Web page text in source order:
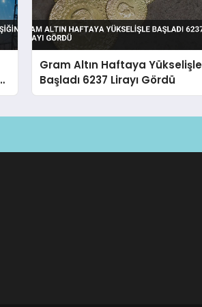
Gram Altın Haftaya Yükselişle
Başladı 6237 Lirayı Gördü